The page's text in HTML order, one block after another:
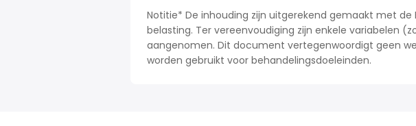
Notitie* De inhouding zijn uitgerekend gemaakt met de
belasting. Ter vereenvoudiging zijn enkele variabelen
aangenomen. Dit document vertegenwoordigt geen
worden gebruikt voor behandelingsdoeleinden.